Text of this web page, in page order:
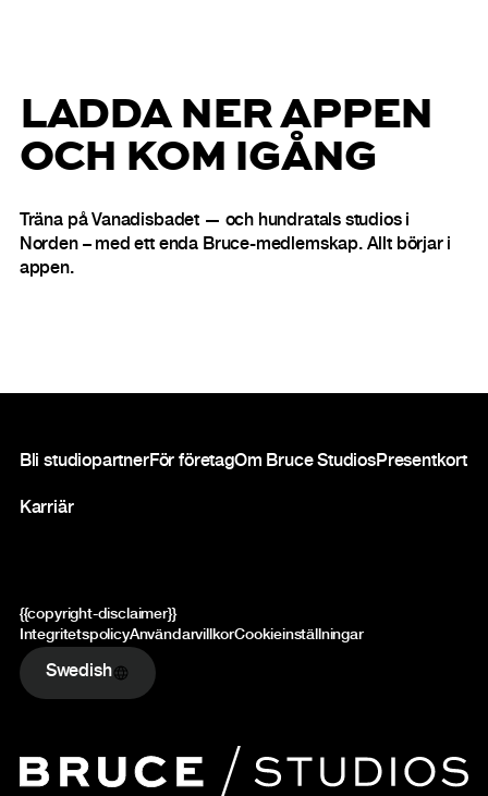
LADDA NER APPEN
OCH KOM IGÅNG
Träna på Vanadisbadet — och hundratals studios i
Norden – med ett enda Bruce-medlemskap. Allt börjar i
appen.
Bli studiopartnerFör företagOm Bruce StudiosPresentkort
Karriär
{{copyright-disclaimer}}
IntegritetspolicyAnvändarvillkorCookieinställningar
Swedish